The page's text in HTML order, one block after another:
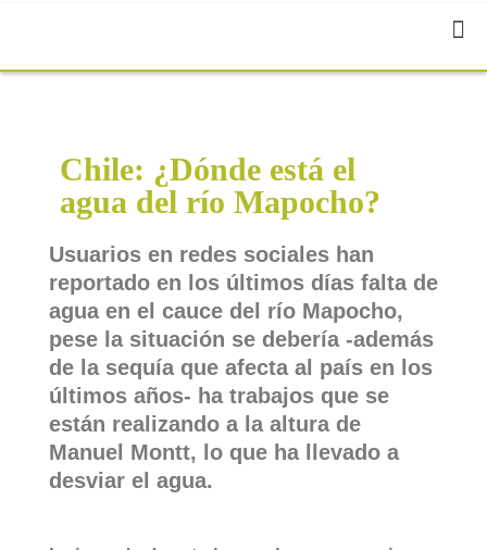
Chile: ¿Dónde está el
agua del río Mapocho?
Usuarios en redes sociales han
reportado en los últimos días falta de
agua en el cauce del río Mapocho,
pese la situación se debería -además
de la sequía que afecta al país en los
últimos años- ha trabajos que se
están realizando a la altura de
Manuel Montt, lo que ha llevado a
desviar el agua.